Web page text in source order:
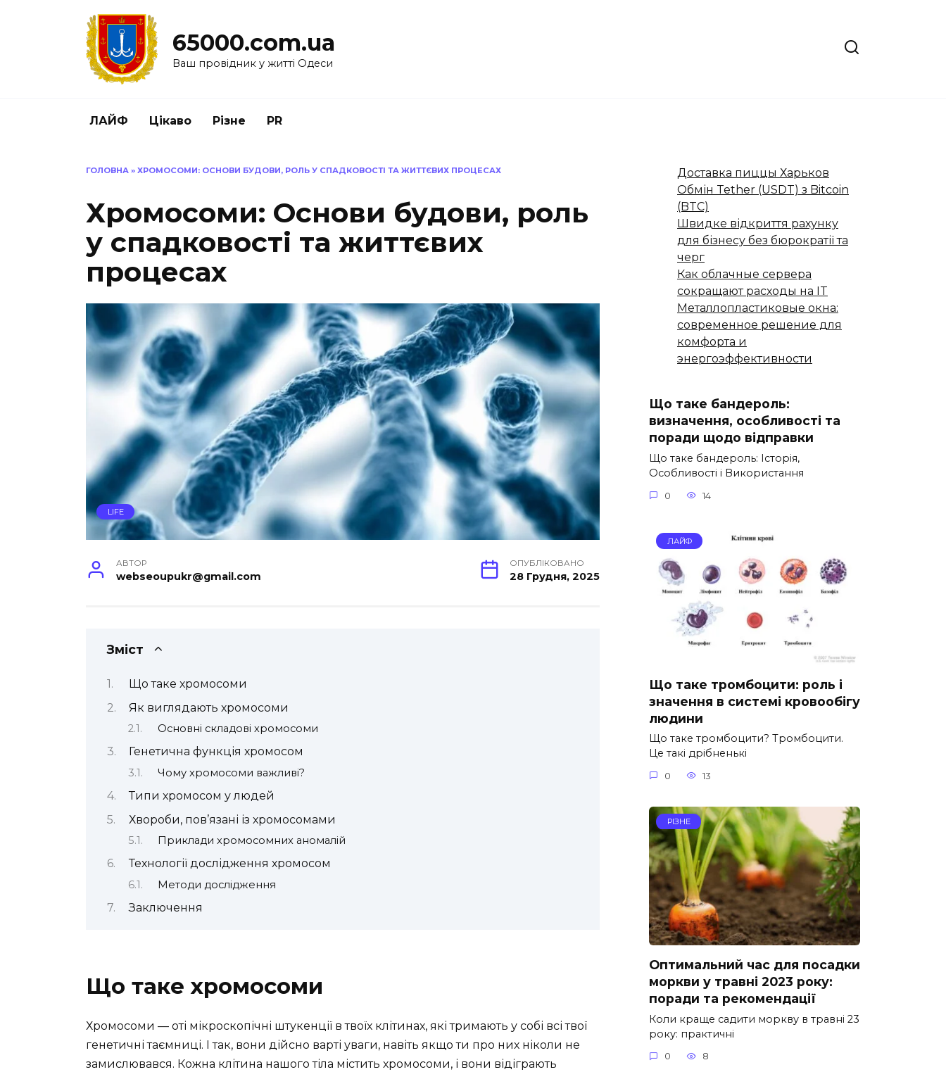
65000.com.ua
Ваш провідник у житті Одеси
ЛАЙФ Цікаво Різне PR
ГОЛОВНА » ХРОМОСОМИ: ОСНОВИ БУДОВИ, РОЛЬ У СПАДКОВОСТІ ТА ЖИТТЄВИХ ПРОЦЕСАХ
Хромосоми: Основи будови, роль
у спадковості та життєвих
процесах
LIFE
АВТОР
webseoupukr@gmail.com
ОПУБЛІКОВАНО
28 Грудня, 2025
Зміст
Що таке хромосоми
Як виглядають хромосоми
Основні складові хромосоми
Генетична функція хромосом
Чому хромосоми важливі?
Типи хромосом у людей
Хвороби, пов’язані із хромосомами
Приклади хромосомних аномалій
Технології дослідження хромосом
Методи дослідження
Заключення
Що таке хромосоми
Хромосоми — оті мікроскопічні штукенції в твоїх клітинах, які тримають у собі всі твої
генетичні таємниці. І так, вони дійсно варті уваги, навіть якщо ти про них ніколи не
замислювався. Кожна клітина нашого тіла містить хромосоми, і вони відіграють
Доставка пиццы Харьков
Обмін Tether (USDT) з Bitcoin
(BTC)
Швидке відкриття рахунку
для бізнесу без бюрократії та
черг
Как облачные сервера
сокращают расходы на IT
Металлопластиковые окна:
современное решение для
комфорта и
энергоэффективности
Що таке бандероль:
визначення, особливості та
поради щодо відправки
Що таке бандероль: Історія,
Особливості і Використання
0 14
ЛАЙФ
Що таке тромбоцити: роль і
значення в системі кровообігу
людини
Що таке тромбоцити? Тромбоцити.
Це такі дрібненькі
0 13
РІЗНЕ
Оптимальний час для посадки
моркви у травні 2023 року:
поради та рекомендації
Коли краще садити моркву в травні 23
року: практичні
0 8